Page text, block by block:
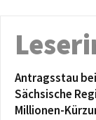
Antragsstau
Sächsische
Millionen-